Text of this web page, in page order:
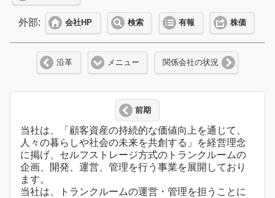
外部: 会社HP 検索 有報 株価
沿革 メニュー 関係会社の状況
前期
当社は、「顧客資産の持続的な価値向上を通じて、
人々の暮らしや社会の未来を共創する」を経営理念
に掲げ、セルフストレージ方式のトランクルームの
企画、開発、運営、管理を行う事業を展開しており
ます。
当社は、トランクルームの運営・管理を担うことに